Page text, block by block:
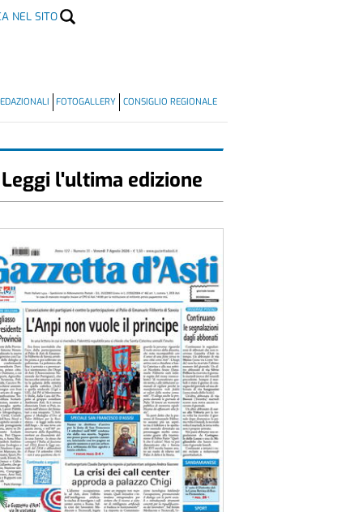
NEL SITO
FOTOGALLERY CONSIGLIO REGIONALE
Leggi l'ultima edizione